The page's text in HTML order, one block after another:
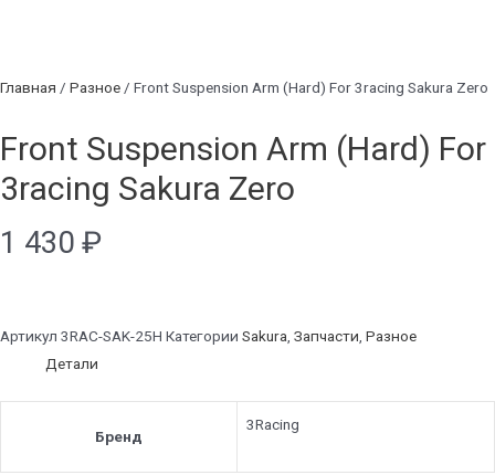
Главная / Разное / Front Suspension Arm (Hard) For 3racing Sakura Zero
Front Suspension Arm (Hard) For
3racing Sakura Zero
1 430 ₽
Артикул 3RAC-SAK-25H Категории Sakura, Запчасти, Разное
Детали
Бренд
3Racing